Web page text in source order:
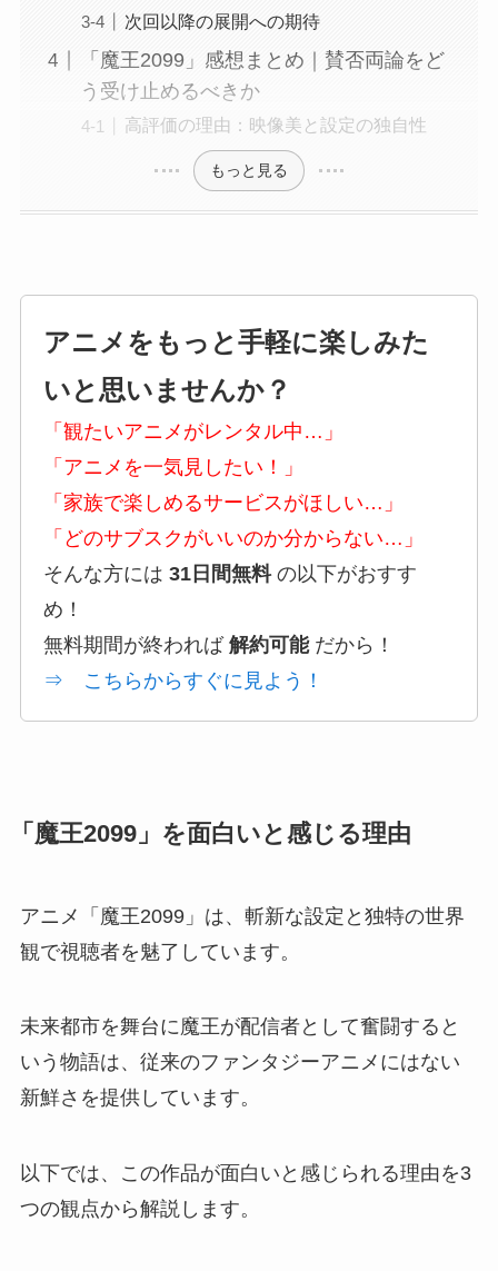
次回以降の展開への期待
「魔王2099」感想まとめ｜賛否両論をど
う受け止めるべきか
高評価の理由：映像美と設定の独自性
もっと見る
アニメをもっと手軽に楽しみた
いと思いませんか？
「観たいアニメがレンタル中…」
「アニメを一気見したい！」
「家族で楽しめるサービスがほしい…」
「どのサブスクがいいのか分からない…」
そんな方には 31日間無料の以下がおすす
め！
無料期間が終われば 解約可能だから！
⇒ こちらからすぐに見よう！
「魔王2099」を面白いと感じる理由
アニメ「魔王2099」は、斬新な設定と独特の世界
観で視聴者を魅了しています。
未来都市を舞台に魔王が配信者として奮闘すると
いう物語は、従来のファンタジーアニメにはない
新鮮さを提供しています。
以下では、この作品が面白いと感じられる理由を3
つの観点から解説します。